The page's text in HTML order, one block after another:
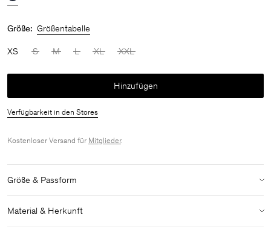
Größe: Größentabelle
XS S M L XL XXL
Hinzufügen
Verfügbarkeit in den Stores
Kostenloser Versand für Mitglieder.
Größe & Passform
Modell: Das Model ist 187 cm / 6'1" groß und trägt Größe 48 / M
Material & Herkunft